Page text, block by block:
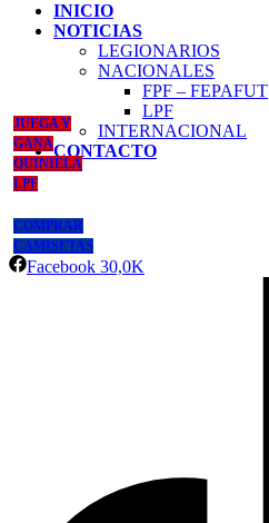
INICIO
NOTICIAS
LEGIONARIOS
NACIONALES
FPF – FEPAFUT
LPF
INTERNACIONAL
CONTACTO
JUEGA Y
GANA
QUINIELA
LPF
COMPRAR
CAMISETAS
Facebook 30,0K